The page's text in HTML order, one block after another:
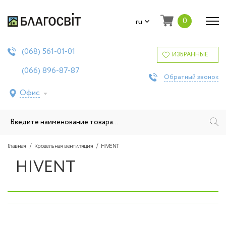
ru 0
(068) 561-01-01
(066) 896-87-87
Офис
ИЗБРАННЫЕ
Обратный звонок
Главная Кровельная вентиляция HIVENT
HIVENT
‹ ›